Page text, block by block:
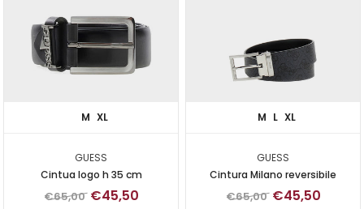
M XL
GUESS
Cintua logo h 35 cm
€65,00 €45,50
M L XL
GUESS
Cintura Milano reversibile
€65,00 €45,50